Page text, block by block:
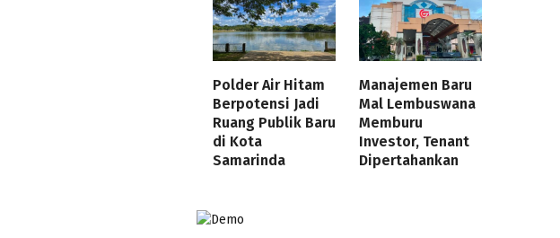
Polder Air Hitam
Berpotensi Jadi
Ruang Publik Baru
di Kota
Samarinda
Manajemen Baru
Mal Lembuswana
Memburu
Investor, Tenant
Dipertahankan